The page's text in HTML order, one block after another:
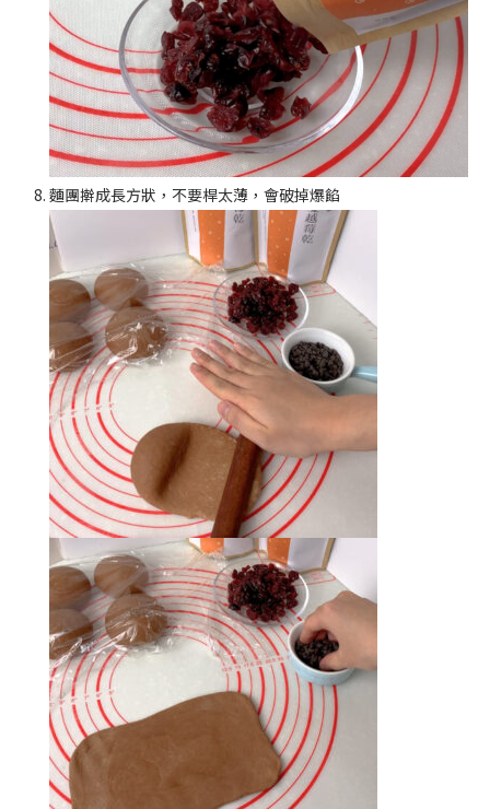
麵團擀成長方狀，不要桿太薄，會破掉爆餡